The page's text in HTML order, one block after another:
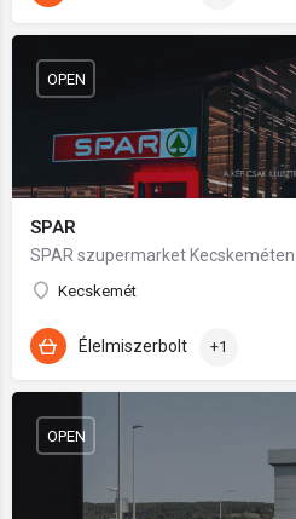
SPAR
SPAR szupermarket
Kecskemét
OPEN
Élelmiszerbolt +1
OPEN